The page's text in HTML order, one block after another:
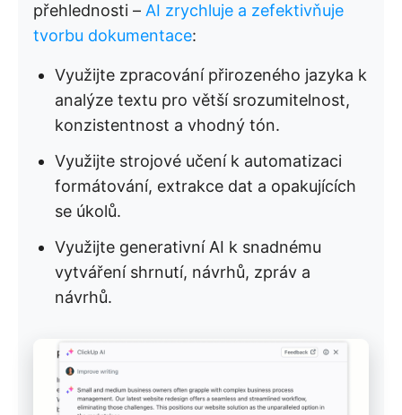
přehlednosti – AI zrychluje a zefektivňuje
tvorbu dokumentace:
Využijte zpracování přirozeného jazyka k
analýze textu pro větší srozumitelnost,
konzistentnost a vhodný tón.
Využijte strojové učení k automatizaci
formátování, extrakce dat a opakujících
se úkolů.
Využijte generativní AI k snadnému
vytváření shrnutí, návrhů, zpráv a
návrhů.